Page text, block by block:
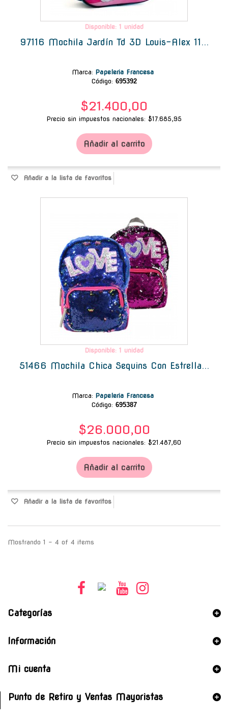
Disponible: 1 unidad
97116 Mochila Jardín Td 3D Louis-Alex 11...
Marca: Papeleria Francesa
Código: 695392
$21.400,00
Precio sin impuestos nacionales: $17.685,95
Añadir al carrito
Añadir a la lista de favoritos
Disponible: 1 unidad
51466 Mochila Chica Sequins Con Estrella...
Marca: Papeleria Francesa
Código: 695387
$26.000,00
Precio sin impuestos nacionales: $21.487,60
Añadir al carrito
Añadir a la lista de favoritos
Mostrando 1 - 4 of 4 items
Categorías
Información
Mi cuenta
Punto de Retiro y Ventas Mayoristas